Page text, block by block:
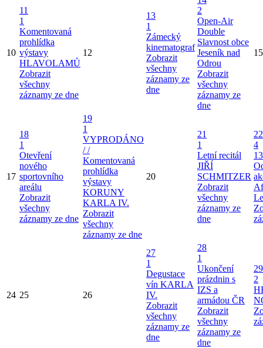
10
11
1
Komentovaná
prohlídka
výstavy
HLAVOLAMŮ
Zobrazit
všechny
záznamy ze dne
12
13
1
Zámecký
kinematograf
Zobrazit
všechny
záznamy ze
dne
2
Open-Air
Double
Slavnost obce
Jeseník nad
Odrou
Zobrazit
všechny
záznamy ze
dne
15
17
18
1
Otevření
nového
sportovního
areálu
Zobrazit
všechny
záznamy ze dne
19
1
VYPRODÁNO
/ /
Komentovaná
prohlídka
výstavy
KORUNY
KARLA IV.
Zobrazit
všechny
záznamy ze dne
20
21
1
Letní recitál
JIŘÍ
SCHMITZER
Zobrazit
všechny
záznamy ze
dne
22
4
24 25 26
27
1
Degustace
vín KARLA
IV.
Zobrazit
všechny
záznamy ze
dne
28
1
Ukončení
prázdnin s
IZS a
armádou ČR
Zobrazit
všechny
záznamy ze
dne
29
2